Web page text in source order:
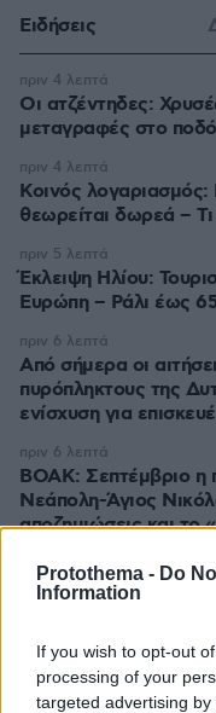
Protothema - Do
Information
If you wish to opt-out
processing of your
targeted advertising
Ειδήσεις
Οι ατζέντηδες:
μεταγραφές στο
πριν 4 λεπτά
Κοινός
θεωρείται δωρεά –
πριν 4 λεπτά
Έκλειψη Ηλίου:
Ευρώπη – Ράλι έως
πριν 5 λεπτά
Από σήμερα οι
πυρόπληκτους της
ενίσχυση για
πριν 6 λεπτά
ΒΟΑΚ: Σεπτέμβριο η
Νεάπολη-Άγιος
αποζημιώσεις και το
πριν 6 λεπτά
Με τον Εσε
πριν 6 λεπτά
Συναγερμός της
των άδειων δρόμων
πριν 8 λεπτά